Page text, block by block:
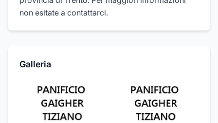
non esitate a contattarci.
Galleria